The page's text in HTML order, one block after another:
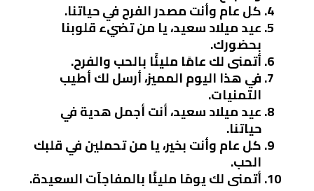
كل عام وأنت مصدر الفرح في حياتنا.
عيد ميلاد سعيد، يا من تضيء قلوبنا
بحضورك.
أتمنى لك عامًا مليئًا بالحب والفرح.
في هذا اليوم المميز، أرسل لك أطيب
التمنيات.
عيد ميلاد سعيد، أنت أجمل هدية في
حياتنا.
كل عام وأنت بخير، يا من تحملين في قلبك
الحب.
أتمنى لك يومًا مليئًا بالمفاجآت السعيدة.